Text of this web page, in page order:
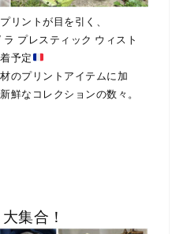
リントが目を引く、
ラ プレスティック ウィスト
予定
のプリントアイテムに加
鮮なコレクションの数々。
集合！